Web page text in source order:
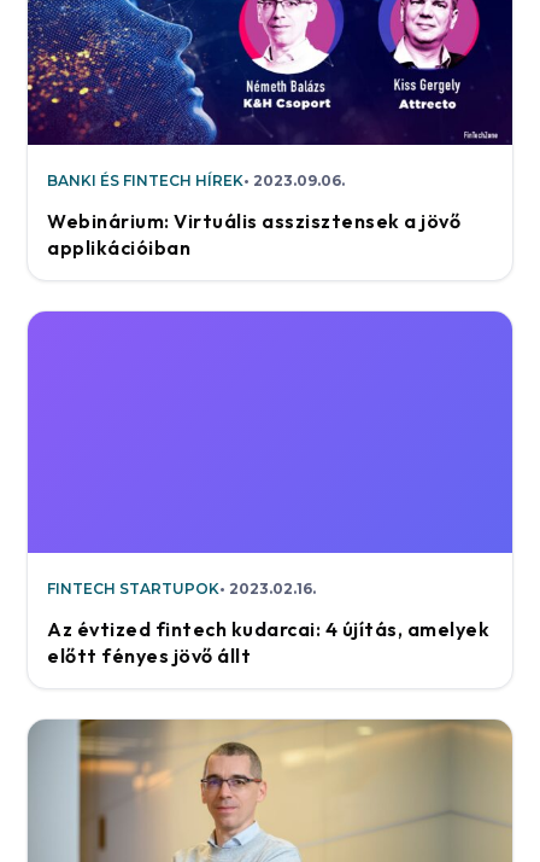
BANKI ÉS FINTECH HÍREK 2023.09.06.
Webinárium: Virtuális asszisztensek a jövő
applikációiban
FINTECH STARTUPOK 2023.02.16.
Az évtized fintech kudarcai: 4 újítás, amelyek
előtt fényes jövő állt